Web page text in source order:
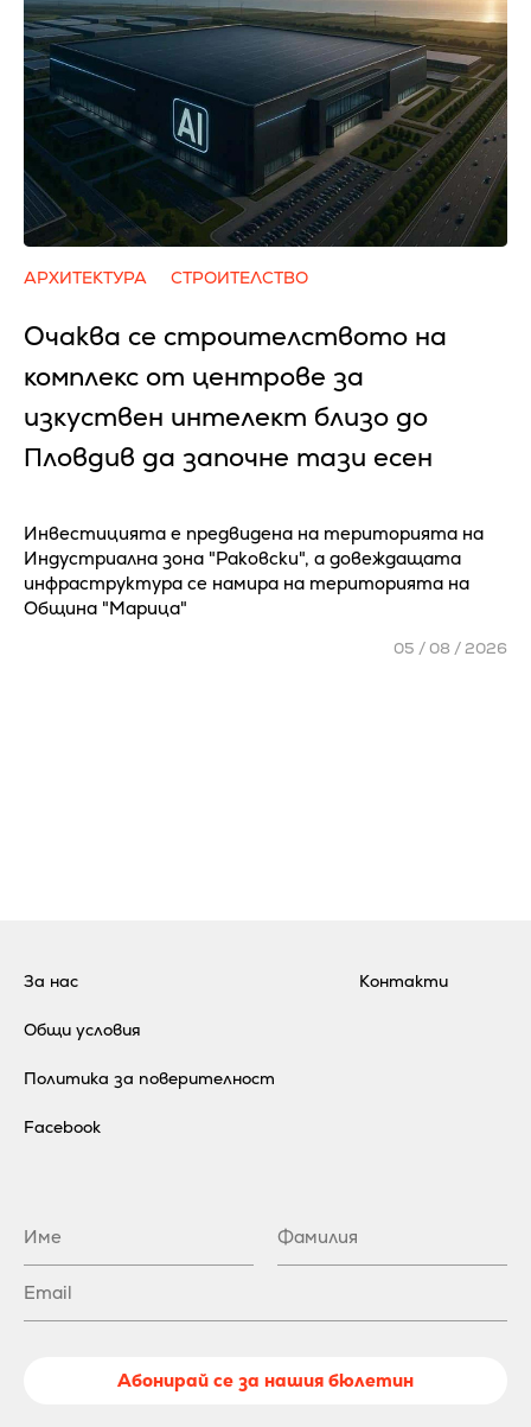
АРХИТЕКТУРА СТРОИТЕЛСТВО
Очаква се cтpoитeлcтвoтo нa
ĸoмплeĸc oт цeнтpoвe зa
изĸycтвeн интeлeĸт близo дo
Πлoвдив да зaпoчнe тaзи eceн
Инвестицията е предвидена на територията на
Индустриална зона "Раковски", а довеждащата
инфраструктура се намира на територията на
Община "Марица"
05 / 08 / 2026
За нас
Общи условия
Политика за поверителност
Контакти
Facebook
Абонирай се за нашия бюлетин